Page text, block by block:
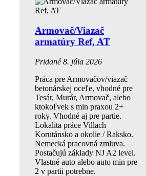
Armovač/Viazač
armatúry Ref, AT
Pridané 8. júla 2026
Práca pre Armovačov/viazač
betonárskej oceľe, vhodné pre
Tesár, Murár, Armovač, alebo
ktokoľvek s min praxou 2+
roky. Vhodné aj pre partie.
Lokalita práce Villach
Korutánsko a okolie / Raksko.
Nemecká pracovná zmluva.
Postačujú základy NJ A2 level.
Vlastné auto alebo auto min pre
2 v partii potrebne.